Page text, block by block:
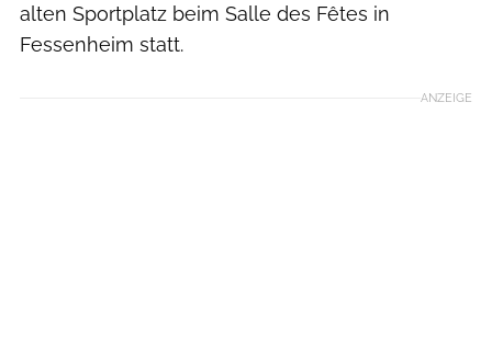
alten Sportplatz beim Salle des Fêtes in
Fessenheim statt.
ANZEIGE